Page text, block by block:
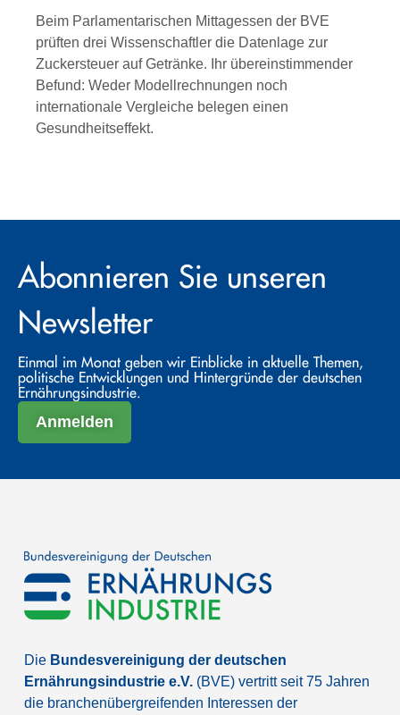
Beim Parlamentarischen Mittagessen der BVE
prüften drei Wissenschaftler die Datenlage zur
Zuckersteuer auf Getränke. Ihr übereinstimmender
Befund: Weder Modellrechnungen noch
internationale Vergleiche belegen einen
Gesundheitseffekt.
Abonnieren Sie unseren
Newsletter
Einmal im Monat geben wir Einblicke in aktuelle Themen,
politische Entwicklungen und Hintergründe der deutschen
Ernährungsindustrie.
Anmelden
Die Bundesvereinigung der deutschen
Ernährungsindustrie e.V. (BVE) vertritt seit 75 Jahren
die branchenübergreifenden Interessen der